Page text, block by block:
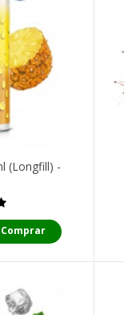
(Longfill) -
Comprar